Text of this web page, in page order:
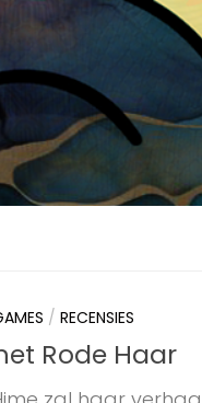
/ RECENSIES
Rode Haar